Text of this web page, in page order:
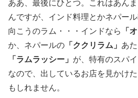
ああ、最後にひとつ。これはあん
んですが、インド料理とかネパー
向こうのラム・・・インドなら
「
か、ネパールの 「ククリラム」 あ
「ラムラッシー」 が、特有のスパ
なので、出しているお店を見かけ
もしれません。